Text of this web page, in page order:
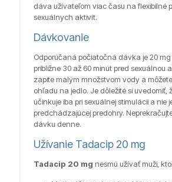
dáva užívateľom viac času na flexibilné
sexuálnych aktivít.
Dávkovanie
Odporúčaná počiatočná dávka je 20 mg
približne 30 až 60 minút pred sexuálnou
zapite malým množstvom vody a
ohľadu na jedlo. Je dôležité si uvedomiť,
účinkuje iba pri sexuálnej stimulácii a nie
predchádzajúcej predohry.
dávku denne.
Užívanie Tadacip 20 mg
Tadacip 20 mg nesmú užívať muži,